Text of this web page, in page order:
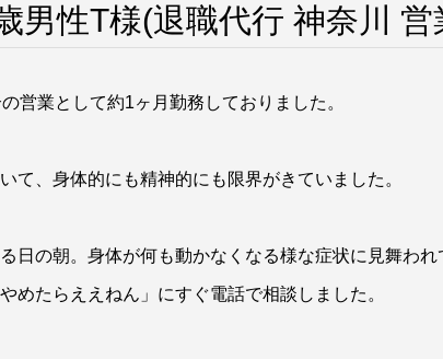
男性T様(退職代行 神奈川 営
営業として約1ヶ月勤務しておりました。
て、身体的にも精神的にも限界がきていました。
日の朝。身体が何も動かなくなる様な症状に見舞われ
めたらええねん」にすぐ電話で相談しました。